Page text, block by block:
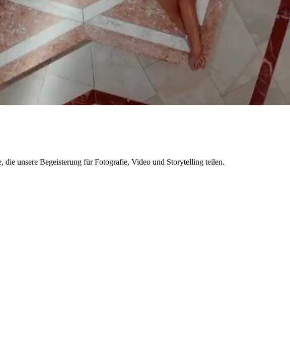
unsere Begeisterung für Fotografie, Video und Storytelling teilen.